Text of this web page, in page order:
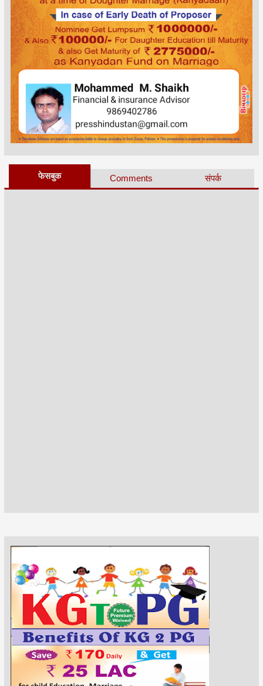
फेसबुक Comments संपर्क